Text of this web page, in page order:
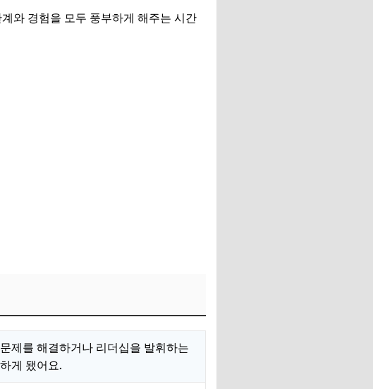
와 경험을 모두 풍부하게 해주는 시간
제를 해결하거나 리더십을 발휘하는
게 됐어요.